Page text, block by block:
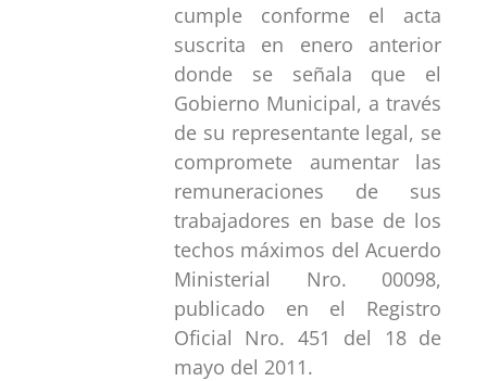
cumple conforme el acta
suscrita en enero anterior
donde se señala que el
Gobierno Municipal, a través
de su representante legal, se
compromete aumentar las
remuneraciones de sus
trabajadores en base de los
techos máximos del Acuerdo
Ministerial Nro. 00098,
publicado en el Registro
Oficial Nro. 451 del 18 de
mayo del 2011.